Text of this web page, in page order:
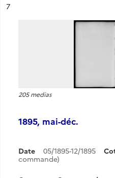
n°
7
205 medias
1895, mai-déc.
Date 05/1895-12/1895
commande)